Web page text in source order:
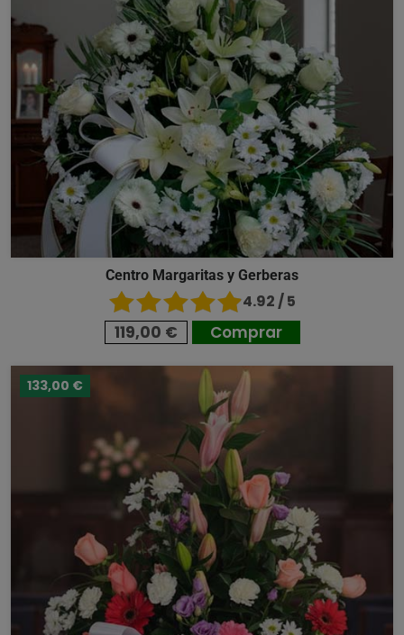
Centro Margaritas y Gerberas
4.92 / 5
119,00 € Comprar
133,00 €